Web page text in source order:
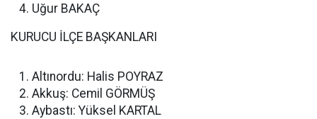
Uğur BAKAÇ
KURUCU İLÇE BAŞKANLARI
Altınordu: Halis POYRAZ
Akkuş: Cemil GÖRMÜŞ
Aybastı: Yüksel KARTAL